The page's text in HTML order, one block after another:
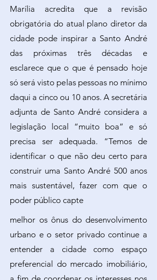
Marília acredita que a revisão
obrigatória do atual plano diretor da
cidade pode inspirar a Santo André
das próximas três décadas e
esclarece que o que é pensado hoje
só será visto pelas pessoas no mínimo
daqui a cinco ou 10 anos. A secretária
adjunta de Santo André considera a
legislação local “muito boa” e só
precisa ser adequada. “Temos de
identificar o que não deu certo para
construir uma Santo André 500 anos
mais sustentável, fazer com que o
poder público capte
melhor os ônus do desenvolvimento
urbano e o setor privado continue a
entender a cidade como espaço
preferencial do mercado imobiliário,